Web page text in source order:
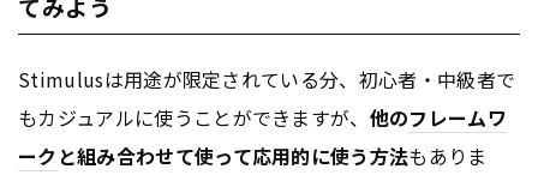
てみよう
Stimulusは用途が限定されている分、初心者・中級者で
もカジュアルに使うことができますが、 他のフレームワ
ーク と組み合わせて使って応用的に使う方法もありま